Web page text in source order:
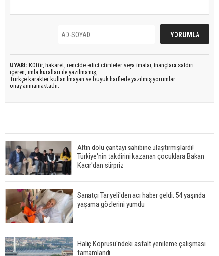
UYARI: Küfür, hakaret, rencide edici cümleler veya imalar, inançlara saldırı
içeren, imla kuralları ile yazılmamış,
Türkçe karakter kullanılmayan ve büyük harflerle yazılmış yorumlar
onaylanmamaktadır.
Altın dolu çantayı sahibine ulaştırmışlardı!
Türkiye'nin takdirini kazanan çocuklara Bakan
Kacır'dan sürpriz
Sanatçı Tanyeli'den acı haber geldi: 54 yaşında
yaşama gözlerini yumdu
Haliç Köprüsü'ndeki asfalt yenileme çalışması
tamamlandı